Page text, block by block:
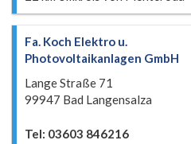
Fa. Koch Elektro u.
Photovoltaikanlagen GmbH
Lange Straße 71
99947 Bad Langensalza
Tel: 03603 846216